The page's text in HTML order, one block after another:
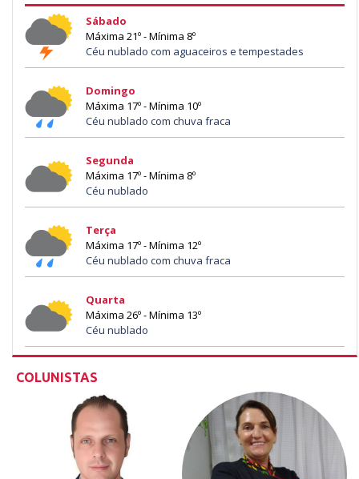
Sábado
Máxima 21º - Mínima 8º
Céu nublado com aguaceiros e tempestades
Domingo
Máxima 17º - Mínima 10º
Céu nublado com chuva fraca
Segunda
Máxima 17º - Mínima 8º
Céu nublado
Terça
Máxima 17º - Mínima 12º
Céu nublado com chuva fraca
Quarta
Máxima 26º - Mínima 13º
Céu nublado
COLUNISTAS